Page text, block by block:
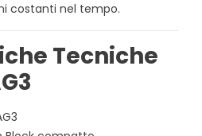
costanti nel tempo.
Tecniche